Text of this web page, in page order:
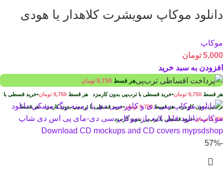
دانلود موکاپ سویشرت کلاهدار یا هودی
موکاپ
5,000 تومان
افزودن به سبد خرید
هر قسط 9,750 تومان
هر قسط 9,750 تومان•خرید قسطی با ترب‌پی بدون کارمزد هر قسط 9,750 تومان•خرید قسطی با
ترب‌پی بدون کارمزدهر قسط9,750 تومان•خرید قسطی با ترب‌پی بدون کارمزدهر قسط
9,750 تومان•خرید قسطی با ترب‌پی بدون کارمزد
-57%